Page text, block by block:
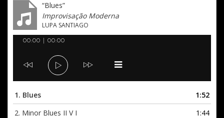
“Blues”
Improvisação Moderna
LUPA SANTIAGO
Tocador
áudio
00:00 00:00
1. Blues
1:52
2. Minor Blues II V I
1:44